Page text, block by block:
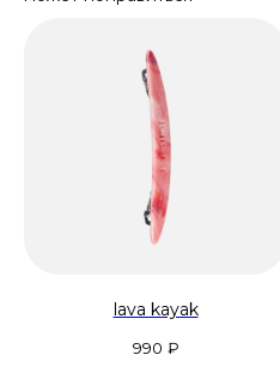
lava kayak
990 ₽